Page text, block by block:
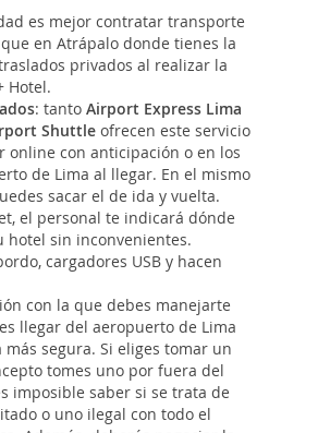
es mejor contratar transporte
en Atrápalo donde tienes la
privados al realizar la
Hotel.
: tanto Airport Express Lima
Shuttle ofrecen este servicio
online con anticipación o en los
de Lima al llegar. En el mismo
sacar el de ida y vuelta.
el personal te indicará dónde
hotel sin inconvenientes.
cargadores USB y hacen
con la que debes manejarte
llegar del aeropuerto de Lima
segura. Si eliges tomar un
tomes uno por fuera del
imposible saber si se trata de
o uno ilegal con todo el